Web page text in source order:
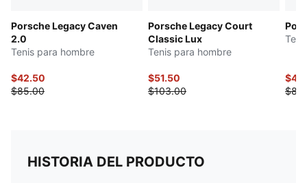
Porsche Legacy Caven
2.0
Tenis para hombre
$42.50
$85.00
Porsche Legacy Court
Classic Lux
Tenis para hombre
$51.50
$103.00
HISTORIA DEL PRODUCTO